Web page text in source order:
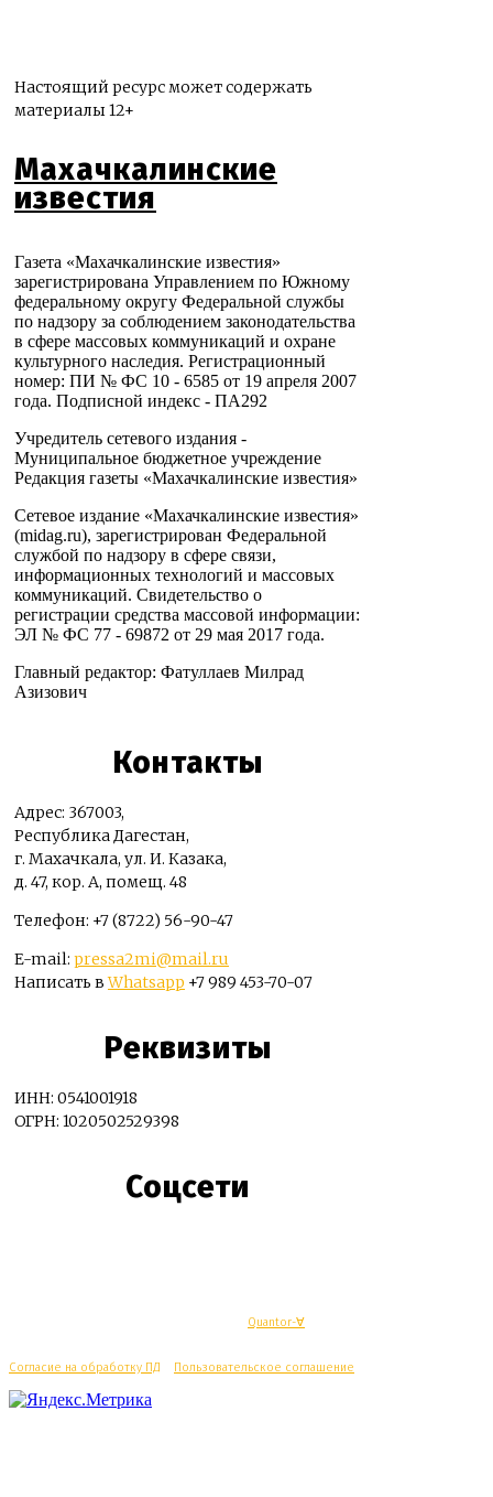
Настоящий ресурс может содержать
материалы 12+
Махачкалинские
известия
Газета «Махачкалинские известия»
зарегистрирована Управлением по Южному
федеральному округу Федеральной службы
по надзору за соблюдением законодательства
в сфере массовых коммуникаций и охране
культурного наследия. Регистрационный
номер: ПИ № ФС 10 - 6585 от 19 апреля 2007
года. Подписной индекс - ПА292
Учредитель сетевого издания -
Муниципальное бюджетное учреждение
Редакция газеты «Махачкалинские известия»
Сетевое издание «Махачкалинские известия»
(midag.ru), зарегистрирован Федеральной
службой по надзору в сфере связи,
информационных технологий и массовых
коммуникаций. Свидетельство о
регистрации средства массовой информации:
ЭЛ № ФС 77 - 69872 от 29 мая 2017 года.
Главный редактор: Фатуллаев Милрад
Азизович
Контакты
Адрес: 367003,
Республика Дагестан,
г. Махачкала, ул. И. Казака,
д. 47, кор. А, помещ. 48
Телефон: +7 (8722) 56-90-47
E-mail: pressa2mi@mail.ru
Написать вWhatsapp +7 989 453-70-07
Реквизиты
ИНН: 0541001918
ОГРН: 1020502529398
Соцсети
Quantor-∀
Согласие на обработку ПД Пользовательское соглашение